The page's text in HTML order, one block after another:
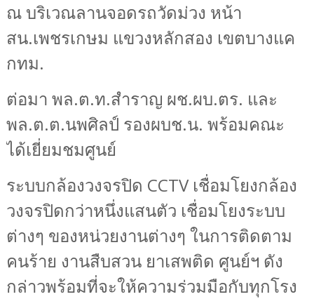
ณ บริเวณลานจอดรถวัดม่วง หน้า
สน.เพชรเกษม แขวงหลักสอง เขตบางแค
กทม.
ต่อมา พล.ต.ท.สำราญ ผช.ผบ.ตร. และ
พล.ต.ต.นพศิลป์ รองผบช.น. พร้อมคณะ
ได้เยี่ยมชมศูนย์
ระบบกล้องวงจรปิด CCTV เชื่อมโยงกล้อง
วงจรปิดกว่าหนึ่งแสนตัว เชื่อมโยงระบบ
ต่างๆ ของหน่วยงานต่างๆ ในการติดตาม
คนร้าย งานสืบสวน ยาเสพติด ศูนย์ฯ ดัง
กล่าวพร้อมที่จะให้ความร่วมมือกับทุกโรง